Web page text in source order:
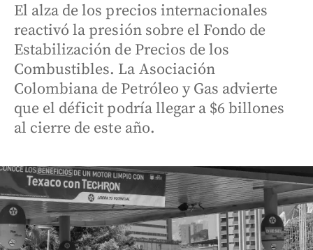
El alza de los precios internacionales
reactivó la presión sobre el Fondo de
Estabilización de Precios de los
Combustibles. La Asociación
Colombiana de Petróleo y Gas advierte
que el déficit podría llegar a $6 billones
al cierre de este año.